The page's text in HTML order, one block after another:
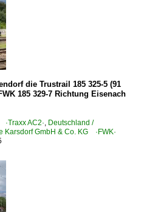
die Trustrail 185 325-5 (91
185 329-7 Richtung Eisenach
AC2·, Deutschland /
Karsdorf GmbH & Co. KG ·FWK·